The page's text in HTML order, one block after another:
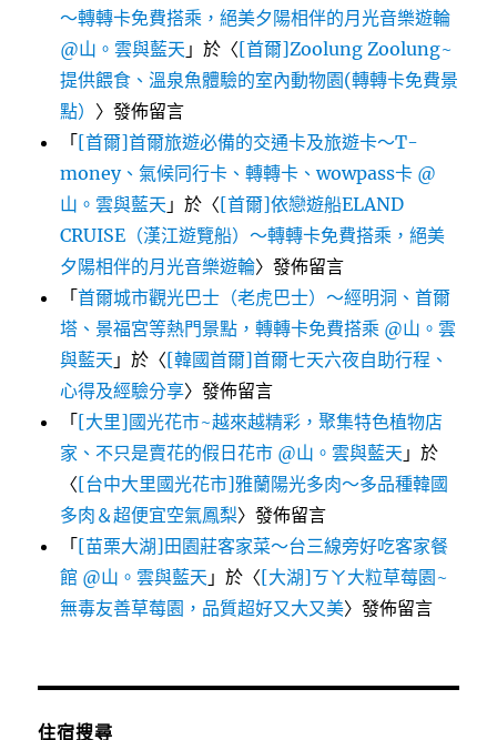
～轉轉卡免費搭乘，絕美夕陽相伴的月光音樂遊輪
@山。雲與藍天 」於〈[首爾]Zoolung Zoolung~
提供餵食、溫泉魚體驗的室內動物園(轉轉卡免費景
點） 〉發佈留言
「[首爾]首爾旅遊必備的交通卡及旅遊卡～T-
money、氣候同行卡、轉轉卡、wowpass卡 @
山。雲與藍天 」於〈[首爾]依戀遊船ELAND
CRUISE（漢江遊覽船）～轉轉卡免費搭乘，絕美
夕陽相伴的月光音樂遊輪〉發佈留言
「首爾城市觀光巴士（老虎巴士）～經明洞、首爾
塔、景福宮等熱門景點，轉轉卡免費搭乘 @山。雲
與藍天 」於〈[韓國首爾]首爾七天六夜自助行程、
心得及經驗分享〉發佈留言
「[大里]國光花市~越來越精彩，聚集特色植物店
家、不只是賣花的假日花市 @山。雲與藍天 」於
〈[台中大里國光花市]雅蘭陽光多肉～多品種韓國
多肉＆超便宜空氣鳳梨〉發佈留言
「[苗栗大湖]田園莊客家菜～台三線旁好吃客家餐
館 @山。雲與藍天 」於〈[大湖]ㄎㄚ大粒草莓園~
無毒友善草莓園，品質超好又大又美〉發佈留言
住宿搜尋